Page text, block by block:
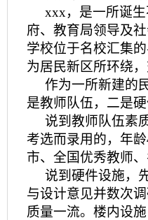
xxx，是一所诞
府、教育局领导及
学校位于名校汇集
为居民新区所环绕，
作为一所新建的
是教师队伍，二是硬
说到教师队伍素
考选而录用的，年
市、全国优秀教师
说到硬件设施，
与设计意见并数次
质量一流。楼内设